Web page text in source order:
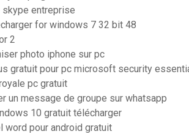
entreprise
for windows 7 32 bit 48
2
photo iphone sur pc
gratuit pour pc microsoft security
pc gratuit
un message de groupe sur whatsapp
10 gratuit télécharger
word pour android gratuit